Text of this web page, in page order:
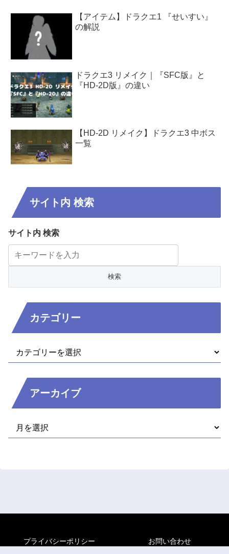
【アイテム】ドラクエ1 『せいすい』
の解説
ドラクエ3 リメイク｜『SFC版』と
『HD-2D版』の違い
【HD-2D リメイク】ドラクエ3 中ボス
一覧
サイト内 検索
サイト内 検索
カテゴリー
アーカイブ
プライバシーポリシー お問い合わせ